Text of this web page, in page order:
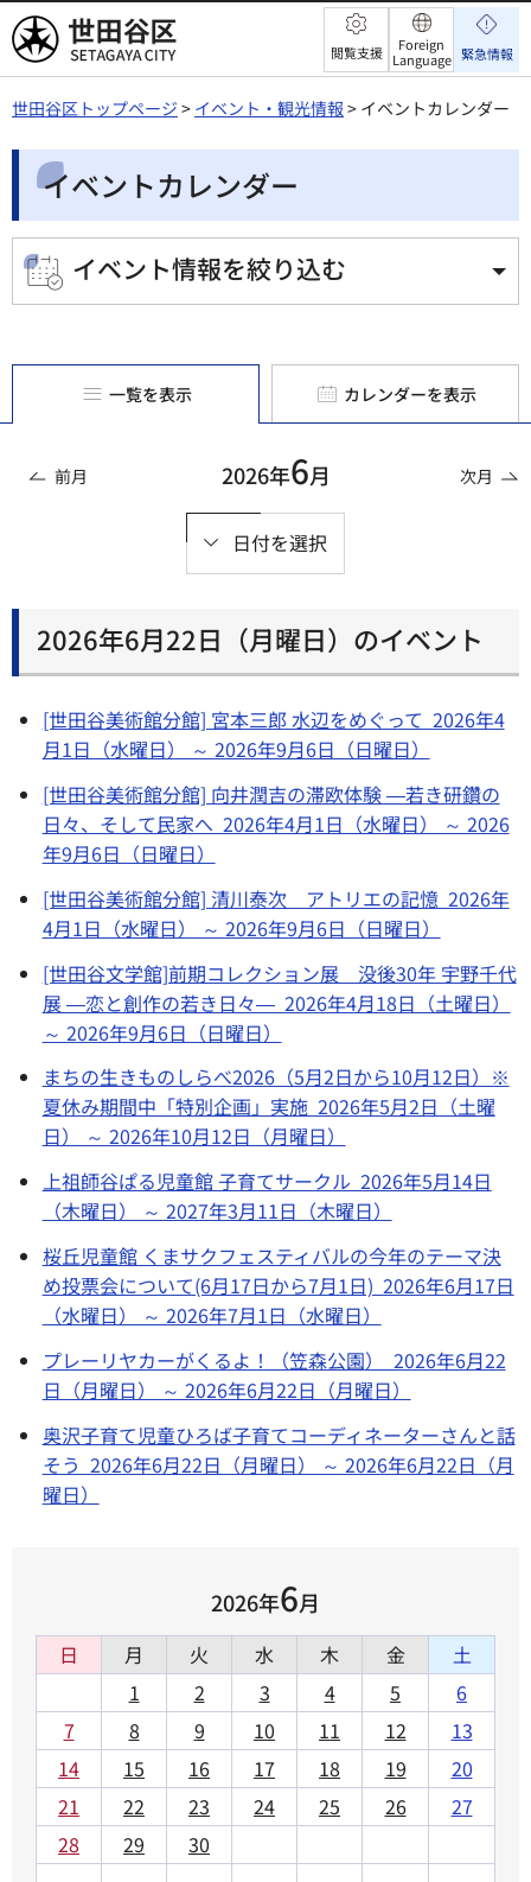
世田谷区 閲覧支援
Foreign
Language 緊急情報
世田谷区トップページ > イベント・観光情報 > イベントカレンダー
イベントカレンダー
イベント情報を絞り込む
一覧を表示 カレンダーを表示
前月 2026年6月
日付を選択
次月
2026年6月22日（月曜日）のイベント
[世田谷美術館分館] 宮本三郎 水辺をめぐって 2026年4
月1日（水曜日） ～ 2026年9月6日（日曜日）
[世田谷美術館分館] 向井潤吉の滞欧体験 ―若き研鑽の
日々、そして民家へ 2026年4月1日（水曜日） ～ 2026
年9月6日（日曜日）
[世田谷美術館分館] 清川泰次 アトリエの記憶 2026年
4月1日（水曜日） ～ 2026年9月6日（日曜日）
[世田谷文学館]前期コレクション展 没後30年 宇野千代
展 ―恋と創作の若き日々― 2026年4月18日（土曜日）
～ 2026年9月6日（日曜日）
まちの生きものしらべ2026（5月2日から10月12日）※
夏休み期間中「特別企画」実施 2026年5月2日（土曜
日） ～ 2026年10月12日（月曜日）
上祖師谷ぱる児童館 子育てサークル 2026年5月14日
（木曜日） ～ 2027年3月11日（木曜日）
桜丘児童館 くまサクフェスティバルの今年のテーマ決
め投票会について(6月17日から7月1日) 2026年6月17日
（水曜日） ～ 2026年7月1日（水曜日）
プレーリヤカーがくるよ！（笠森公園） 2026年6月22
日（月曜日） ～ 2026年6月22日（月曜日）
奥沢子育て児童ひろば子育てコーディネーターさんと話
そう 2026年6月22日（月曜日） ～ 2026年6月22日（月
曜日）
2026年6月
日 月 火 水 木 金
土
1
2 3 4 5
6
7
8 9 10 11 12
13
14
15 16 17 18 19
20
21
22 23 24 25 26
27
28
29 30